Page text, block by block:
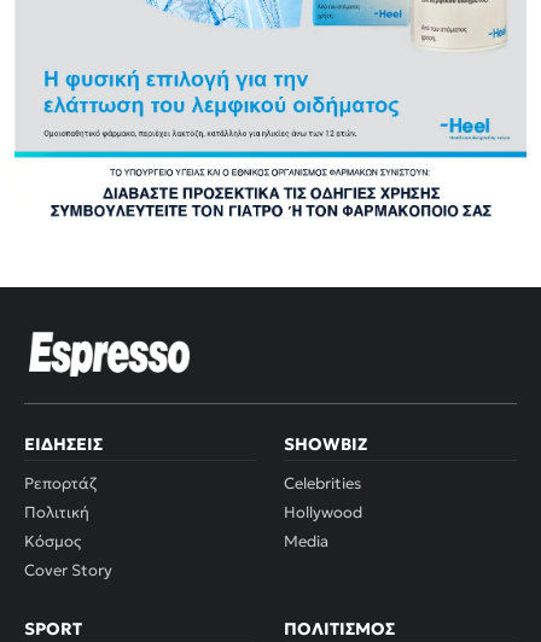
ΕΙΔΉΣΕΙΣ
Ρεπορτάζ
Πολιτική
Κόσμος
Cover Story
SHOWBIZ
Celebrities
Hollywood
Media
SPORT ΠΟΛΙΤΙΣΜΌΣ